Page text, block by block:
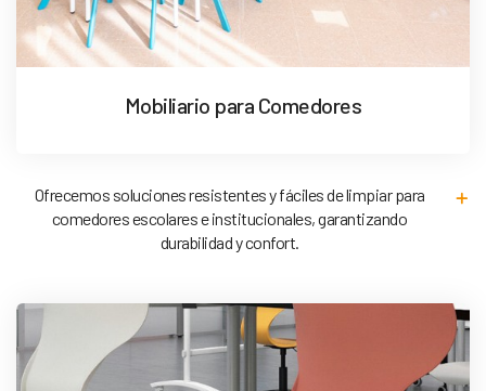
Mobiliario para Comedores
Ofrecemos soluciones resistentes y fáciles de limpiar para
comedores escolares e institucionales, garantizando
durabilidad y confort.